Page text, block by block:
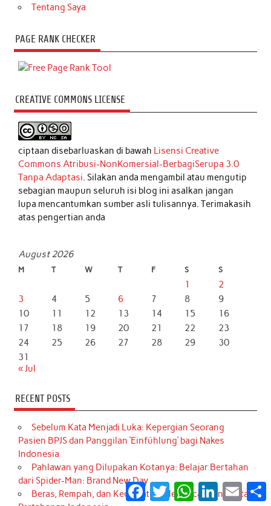
Tentang Saya
PAGE RANK CHECKER
CREATIVE COMMONS LICENSE
ciptaan disebarluaskan di bawah Lisensi Creative
Commons Atribusi-NonKomersial-BerbagiSerupa 3.0
Tanpa Adaptasi. Silakan anda mengambil atau mengutip
sebagian maupun seluruh isi blog ini asalkan jangan
lupa mencantumkan sumber asli tulisannya. Terimakasih
atas pengertian anda
August 2026
M T W T F S S
1
2
3
4 5 6 7 8
9
10
11 12 13 14 15
16
17
18 19 20 21 22
23
24
25 26 27 28 29
30
31
« Jul
RECENT POSTS
Sebelum Kata Menjadi Luka: Kepergian Seorang
Pasien BPJS dan Panggilan ‘Einfühlung’ bagi Nakes
Indonesia
Pahlawan yang Dilupakan Kotanya: Belajar Bertahan
dari Spider-Man: Brand New Day
Beras, Rempah, dan Kedaulatan: Membaca Ulang Peta
Facebook
Twitter WhatsApp
LinkedInEmail